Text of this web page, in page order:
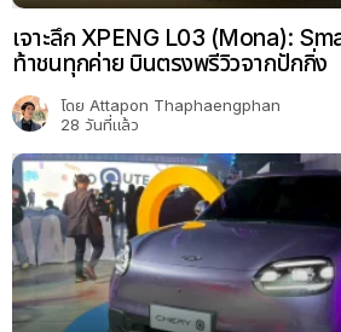
เจาะลึก XPENG L03 (Mona):
ท้าชนทุกค่าย บินตรงพรีวิวจากปักกิ่ง
โดย Attapon Thaphaengphan
28 วันที่แล้ว